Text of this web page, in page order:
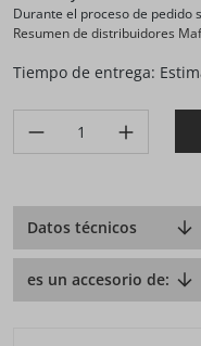
Durante el proceso de pedido
Resumen de distribuidores
Tiempo de entrega:
Produkt Anzahl: Gib
Datos técnicos
es un accesorio de: